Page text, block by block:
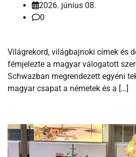
2026. június 08.
0
Világrekord, világbajnoki címek és
fémjelezte a magyar válogatott
Schwazban megrendezett egyéni
magyar csapat a németek és a […]